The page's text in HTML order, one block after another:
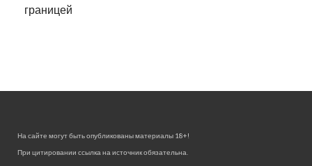
границей
На сайте могут быть опубликованы материалы 18+!
При цитировании ссылка на источник обязательна.